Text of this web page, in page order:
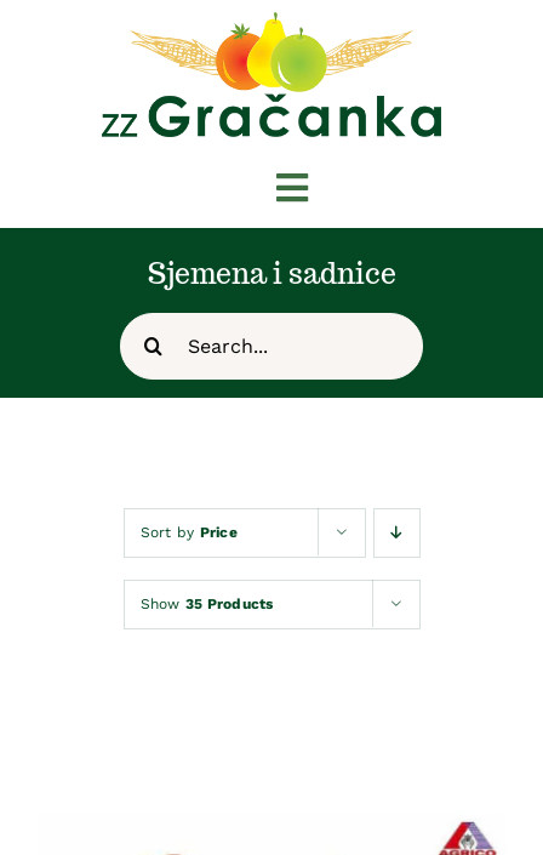
Toggle
Navigation
Početna
Kontakt
Sjemena i sadnice
Search
for:
Sort by Price
Show 35 Products